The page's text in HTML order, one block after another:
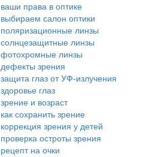
ваши права в оптике
выбираем салон оптики
поляризационные линзы
солнцезащитные линзы
фотохромные линзы
дефекты зрения
защита глаз от УФ-излучения
здоровье глаз
зрение и возраст
как сохранить зрение
коррекция зрения у детей
проверка остроты зрения
рецепт на очки